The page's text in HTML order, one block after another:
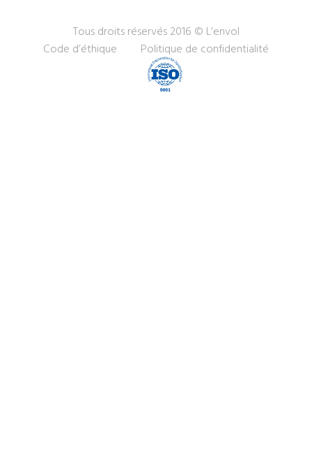
Tous droits réservés 2016 © L’envol
Code d’éthique
Politique de confidentialité